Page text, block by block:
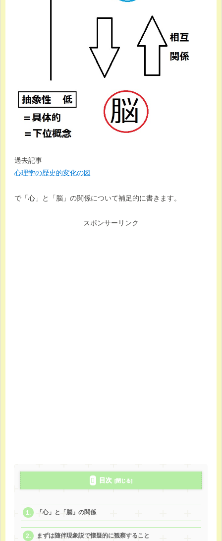
過去記事
心理学の歴史的変化の図
で「心」と「脳」の関係について補足的に書きます。
スポンサーリンク
目次
「心」と「脳」の関係
まずは随伴現象説で懐疑的に観察すること